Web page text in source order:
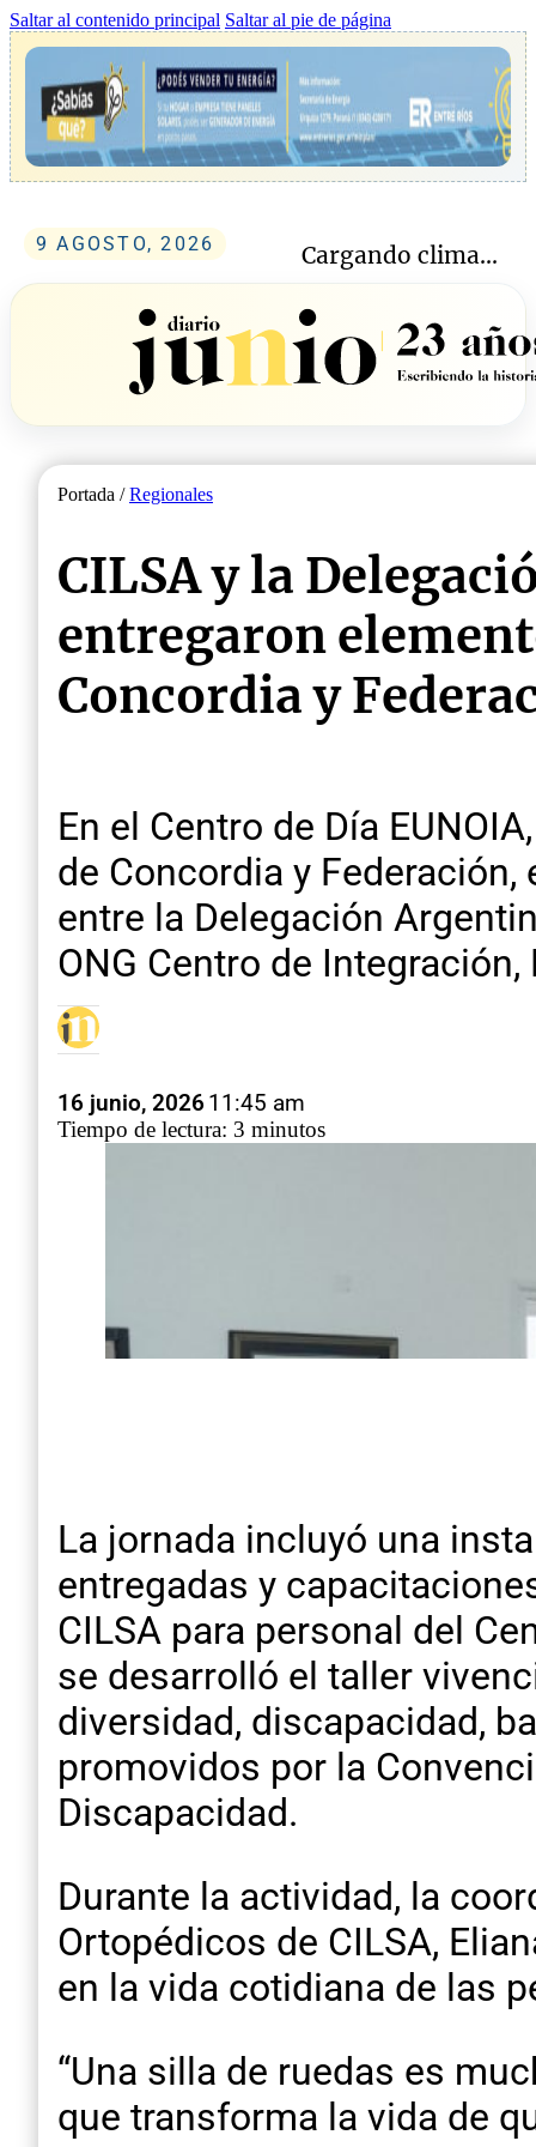
Saltar al contenido principal Saltar al pie de página
9 AGOSTO, 2026 Cargando clima...
Portada /Regionales
CILSA y la
entregaron
Concordia y
En el Centro de Día
de Concordia y
entre la Delegación
ONG Centro de
16 junio, 202611:45 am
Tiempo de lectura: 3 minutos
La jornada incluyó una
entregadas y
CILSA para personal del
se desarrolló el taller
diversidad, discapacidad,
promovidos por la
Discapacidad.
Durante la actividad, la
Ortopédicos de CILSA,
en la vida cotidiana de las
“Una silla de ruedas es
que transforma la vida de